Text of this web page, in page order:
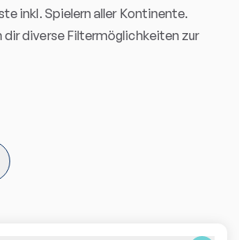
inkl. Spielern aller Kontinente.
dir diverse Filtermöglichkeiten zur